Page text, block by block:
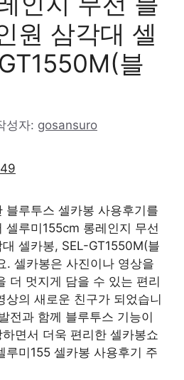
원 삼각대 셀
블
성자: gosansuro
블루투스 셀카봉 사용후기를
셀루미155cm 롱레인지 무선
셀카봉, SEL-GT1550M(블
. 셀카봉은 사진이나 영상을
더 멋지게 담을 수 있는 편리
상의 새로운 친구가 되었습니
전과 함께 블루투스 기능이
면서 더욱 편리한 셀카봉쇼
루미155 셀카봉 사용후기 주